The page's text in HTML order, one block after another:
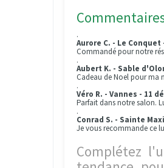
.
Aurore C. - Le Conquet
Commandé pour notre
.
Aubert K. - Sable
Cadeau de Noel pour ma
.
Véro R. - Vannes - 11
Parfait dans notre salon.
.
Conrad S. - Sainte
Je vous recommande ce
Complétez